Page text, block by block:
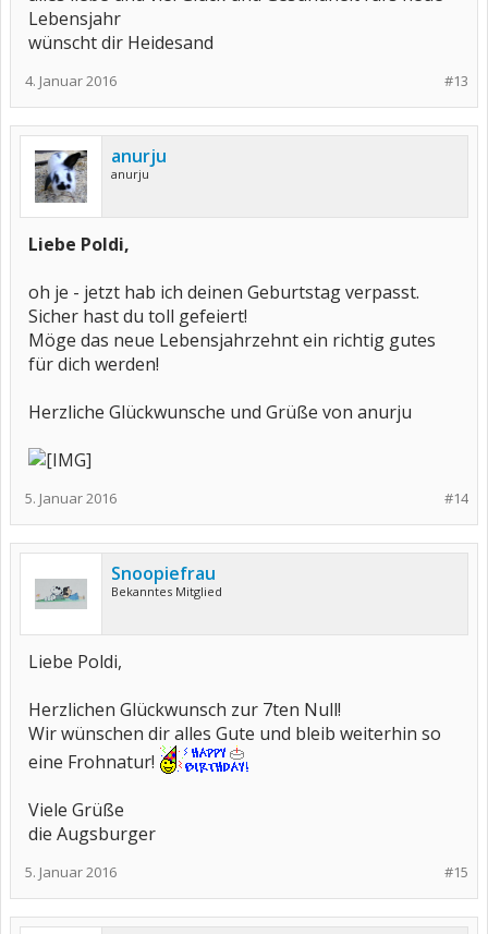
Lebensjahr
wünscht dir Heidesand
#13
4. Januar 2016
anurju
anurju
Liebe Poldi,
oh je - jetzt hab ich deinen Geburtstag verpasst.
Sicher hast du toll gefeiert!
Möge das neue Lebensjahrzehnt ein richtig gutes
für dich werden!
Herzliche Glückwunsche und Grüße von anurju
#14
5. Januar 2016
Snoopiefrau
Bekanntes Mitglied
Liebe Poldi,
Herzlichen Glückwunsch zur 7ten Null!
Wir wünschen dir alles Gute und bleib weiterhin so
eine Frohnatur!
Viele Grüße
die Augsburger
#15
5. Januar 2016